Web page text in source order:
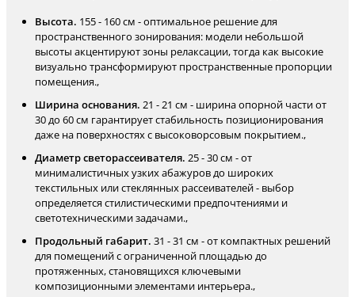
Высота. 155 - 160 см - оптимальное решение для
пространственного зонирования: модели небольшой
высоты акцентируют зоны релаксации, тогда как высокие
визуально трансформируют пространственные пропорции
помещения.,
Ширина основания. 21 - 21 см - ширина опорной части от
30 до 60 см гарантирует стабильность позиционирования
даже на поверхностях с высоковорсовым покрытием.,
Диаметр светорассеивателя. 25 - 30 см - от
минималистичных узких абажуров до широких
текстильных или стеклянных рассеивателей - выбор
определяется стилистическими предпочтениями и
светотехническими задачами.,
Продольный габарит. 31 - 31 см - от компактных решений
для помещений с ограниченной площадью до
протяженных, становящихся ключевыми
композиционными элементами интерьера.,